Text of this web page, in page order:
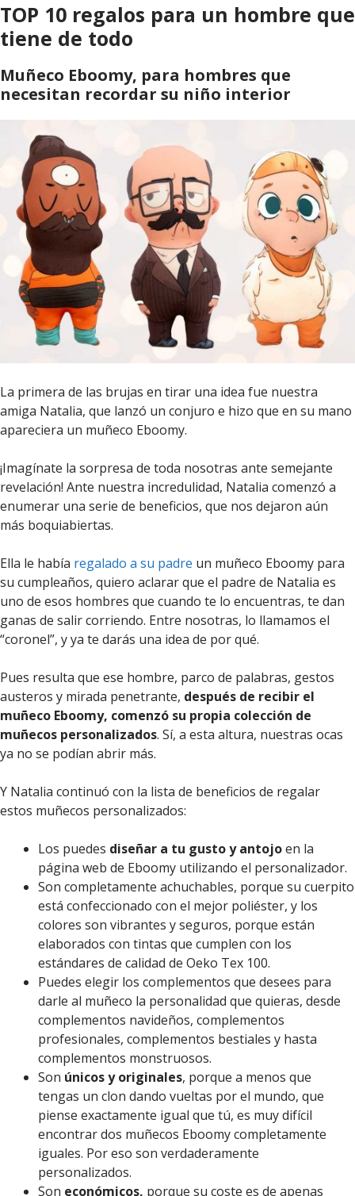
TOP 10 regalos para un hombre que
tiene de todo
Muñeco Eboomy, para hombres que
necesitan recordar su niño interior
La primera de las brujas en tirar una idea fue nuestra
amiga Natalia, que lanzó un conjuro e hizo que en su mano
apareciera un muñeco Eboomy.
¡Imagínate la sorpresa de toda nosotras ante semejante
revelación! Ante nuestra incredulidad, Natalia comenzó a
enumerar una serie de beneficios, que nos dejaron aún
más boquiabiertas.
Ella le había regalado a su padre un muñeco Eboomy para
su cumpleaños, quiero aclarar que el padre de Natalia es
uno de esos hombres que cuando te lo encuentras, te dan
ganas de salir corriendo. Entre nosotras, lo llamamos el
“coronel”, y ya te darás una idea de por qué.
Pues resulta que ese hombre, parco de palabras, gestos
austeros y mirada penetrante, después de recibir el
muñeco Eboomy, comenzó su propia colección de
muñecos personalizados. Sí, a esta altura, nuestras ocas
ya no se podían abrir más.
Y Natalia continuó con la lista de beneficios de regalar
estos muñecos personalizados:
Los puedes diseñar a tu gusto y antojoen la
página web de Eboomy utilizando el personalizador.
Son completamente achuchables, porque su cuerpito
está confeccionado con el mejor poliéster, y los
colores son vibrantes y seguros, porque están
elaborados con tintas que cumplen con los
estándares de calidad de Oeko Tex 100.
Puedes elegir los complementos que desees para
darle al muñeco la personalidad que quieras, desde
complementos navideños, complementos
profesionales, complementos bestiales y hasta
complementos monstruosos.
Son únicos y originales, porque a menos que
tengas un clon dando vueltas por el mundo, que
piense exactamente igual que tú, es muy difícil
encontrar dos muñecos Eboomy completamente
iguales. Por eso son verdaderamente
personalizados.
Son económicos, porque su coste es de apenas